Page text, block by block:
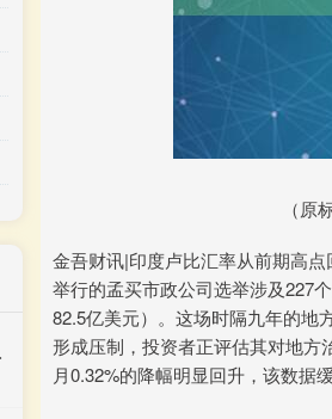
（原
金吾财讯|印度卢比汇率从前期高
举行的孟买市政公司选举涉及227
82.5亿美元）。这场时隔九年的地
形成压制，投资者正评估其对地方
月0.32%的降幅明显回升，该数据